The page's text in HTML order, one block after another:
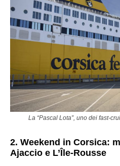
La “Pascal Lota”, uno dei fast-
2. Weekend in Corsica:
Ajaccio e L’Île-Rousse